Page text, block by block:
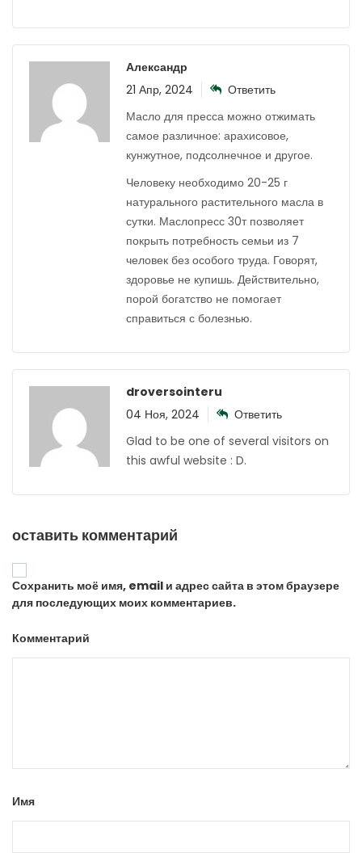
Александр
21 Апр, 2024
Ответить
Масло для пресса можно отжимать
самое различное: арахисовое,
кунжутное, подсолнечное и другое.
Человеку необходимо 20-25 г
натурального растительного масла в
сутки. Маслопресс 30т позволяет
покрыть потребность семьи из 7
человек без особого труда. Говорят,
здоровье не купишь. Действительно,
порой богатство не помогает
справиться с болезнью.
droversointeru
04 Ноя, 2024
Ответить
Glad to be one of several visitors on
this awful website : D.
оставить комментарий
Сохранить моё имя, email и адрес сайта в этом браузере
для последующих моих комментариев.
Комментарий
Имя